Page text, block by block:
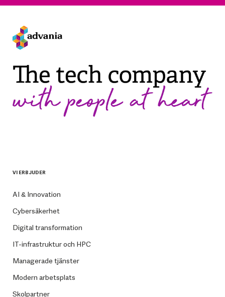
VI ERBJUDER
AI & Innovation
Cybersäkerhet
Digital transformation
IT-infrastruktur och HPC
Managerade tjänster
Modern arbetsplats
Skolpartner